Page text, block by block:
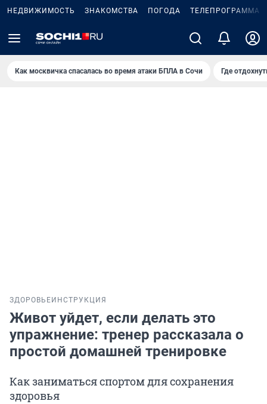
НЕДВИЖИМОСТЬ ЗНАКОМСТВА ПОГОДА ТЕЛЕПРОГРАММА
Как москвичка спасалась во время атаки БПЛА в Сочи Где
ЗДОРОВЬЕ ИНСТРУКЦИЯ
Живот уйдет, если делать это
упражнение: тренер рассказала о
простой домашней тренировке
Как заниматься спортом для сохранения
здоровья